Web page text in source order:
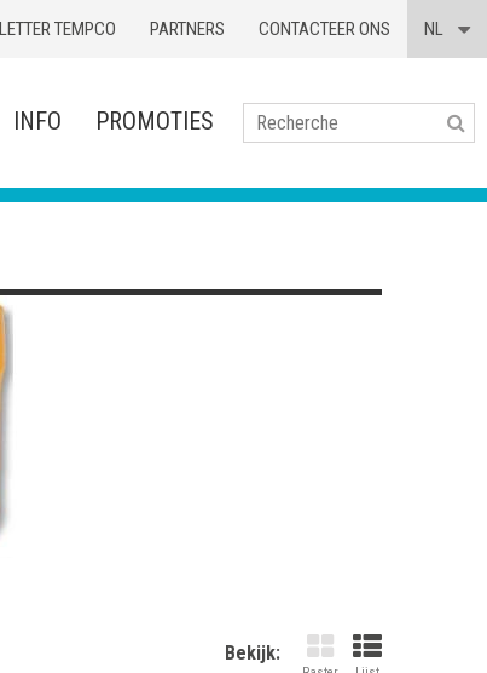
TEMPCO PARTNERS NL
CONTACTEER ONS
INFO PROMOTIES
Bekijk: